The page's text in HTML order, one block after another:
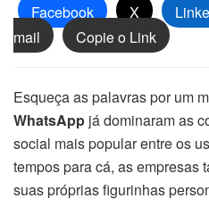
Facebook
X
mail
Copie o Link
Esqueça as palavras por um
WhatsApp já dominaram as
social mais popular entre os
tempos para cá, as empresas
suas próprias figurinhas